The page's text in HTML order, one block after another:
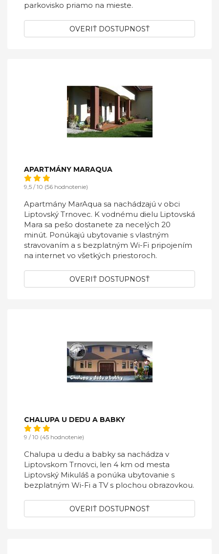
parkovisko priamo na mieste.
OVERIŤ DOSTUPNOSŤ
APARTMÁNY MARAQUA
9,5 / 10 (56 hodnotenie)
Apartmány MarAqua sa nachádzajú v obci
Liptovský Trnovec. K vodnému dielu Liptovská
Mara sa pešo dostanete za necelých 20
minút. Ponúkajú ubytovanie s vlastným
stravovaním a s bezplatným Wi-Fi pripojením
na internet vo všetkých priestoroch.
OVERIŤ DOSTUPNOSŤ
CHALUPA U DEDU A BABKY
9 / 10 (45 hodnotenie)
Chalupa u dedu a babky sa nachádza v
Liptovskom Trnovci, len 4 km od mesta
Liptovský Mikuláš a ponúka ubytovanie s
bezplatným Wi-Fi a TV s plochou obrazovkou.
OVERIŤ DOSTUPNOSŤ